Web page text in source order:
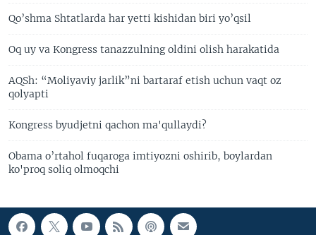
Qo’shma Shtatlarda har yetti kishidan biri yo’qsil
Oq uy va Kongress tanazzulning oldini olish harakatida
AQSh: “Moliyaviy jarlik”ni bartaraf etish uchun vaqt oz
qolyapti
Kongress byudjetni qachon ma'qullaydi?
Obama o’rtahol fuqaroga imtiyozni oshirib, boylardan
ko'proq soliq olmoqchi